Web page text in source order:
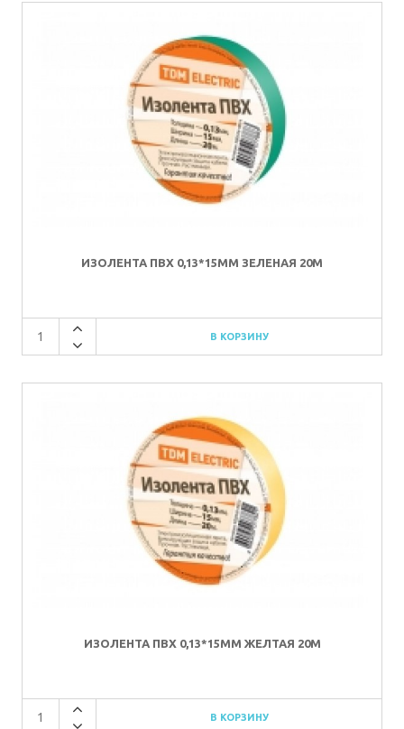
ИЗОЛЕНТА ПВХ 0,13*15ММ ЗЕЛЕНАЯ 20М
ИЗОЛЕНТА ПВХ 0,13*15ММ ЖЕЛТАЯ 20М